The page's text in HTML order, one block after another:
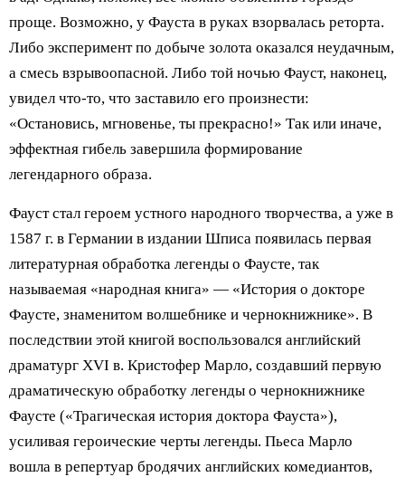
проще. Возможно, у Фауста в руках взорвалась реторта.
Либо эксперимент по добыче золота оказался неудачным,
а смесь взрывоопасной. Либо той ночью Фауст, наконец,
увидел что-то, что заставило его произнести:
«Остановись, мгновенье, ты прекрасно!» Так или иначе,
эффектная гибель завершила формирование
легендарного образа.
Фауст стал героем устного народного творчества, а уже в
1587 г. в Германии в издании Шписа появилась первая
литературная обработка легенды о Фаусте, так
называемая «народная книга» — «История о докторе
Фаусте, знаменитом волшебнике и чернокнижнике». В
последствии этой книгой воспользовался английский
драматург XVI в. Кристофер Марло, создавший первую
драматическую обработку легенды о чернокнижнике
Фаусте («Трагическая история доктора Фауста»),
усиливая героические черты легенды. Пьеса Марло
вошла в репертуар бродячих английских комедиантов,